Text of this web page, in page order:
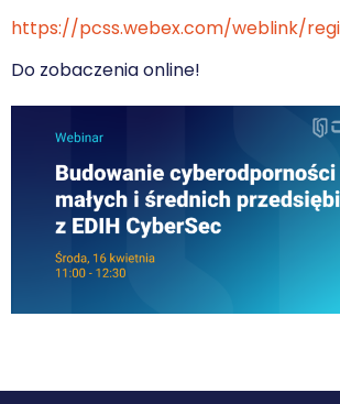
https://pcss.webex.com/weblink/
Do zobaczenia online!